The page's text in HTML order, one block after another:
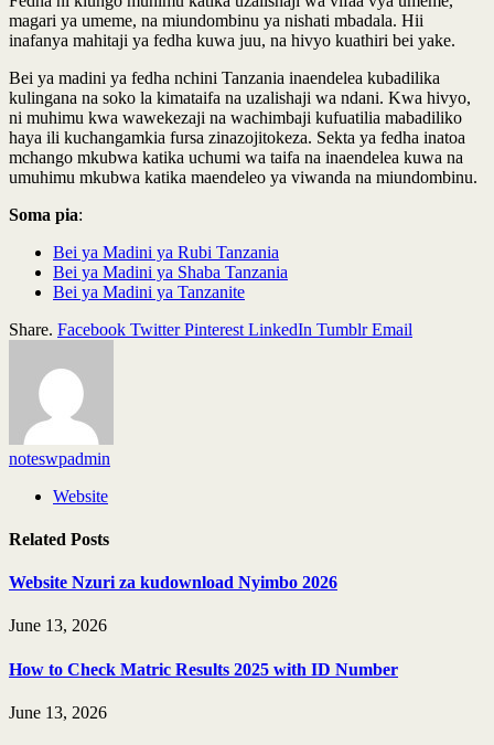
magari ya umeme, na miundombinu ya nishati mbadala. Hii
inafanya mahitaji ya fedha kuwa juu, na hivyo kuathiri bei yake.
Bei ya madini ya fedha nchini Tanzania inaendelea kubadilika
kulingana na soko la kimataifa na uzalishaji wa ndani. Kwa hivyo,
ni muhimu kwa wawekezaji na wachimbaji kufuatilia mabadiliko
haya ili kuchangamkia fursa zinazojitokeza. Sekta ya fedha inatoa
mchango mkubwa katika uchumi wa taifa na inaendelea kuwa na
umuhimu mkubwa katika maendeleo ya viwanda na miundombinu.
Soma pia:
Bei ya Madini ya Rubi Tanzania
Bei ya Madini ya Shaba Tanzania
Bei ya Madini ya Tanzanite
Share. Facebook Twitter Pinterest LinkedIn Tumblr Email
noteswpadmin
Website
Related Posts
Website Nzuri za kudownload Nyimbo 2026
June 13, 2026
How to Check Matric Results 2025 with ID Number
June 13, 2026